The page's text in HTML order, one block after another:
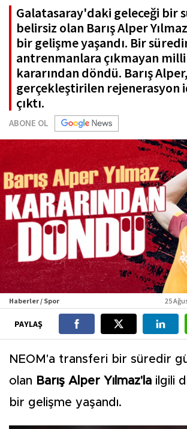
Galatasaray'daki geleceği bir
belirsiz olan Barış Alper
bir gelişme yaşandı. Bir
antrenmanlara çıkmayan
kararından döndü. Barış
gerçekleştirilen rejenerasyon
çıktı.
ABONE OL
Haberler / Spor 25
PAYLAŞ
NEOM'a transferi bir süredir
olan Barış Alper Yılmaz'la ilgili
bir gelişme yaşandı.